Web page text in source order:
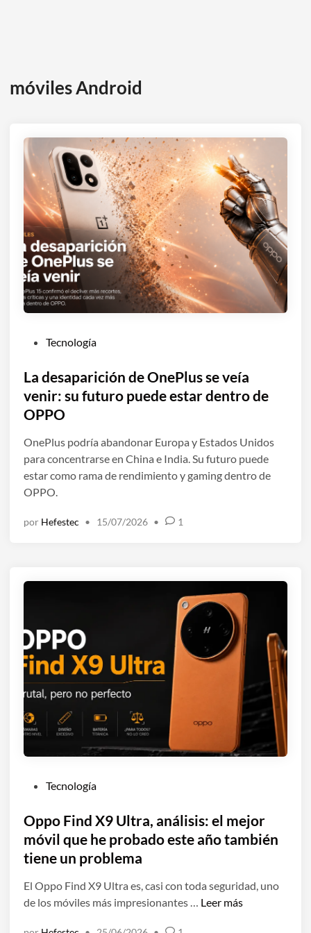
móviles Android
b
l
i
a
d
o
e
Tecnología
La desaparición de OnePlus se veía
venir: su futuro puede estar dentro de
OPPO
OnePlus podría abandonar Europa y Estados Unidos
para concentrarse en China e India. Su futuro puede
estar como rama de rendimiento y gaming dentro de
OPPO.
por Hefestec • 15/07/2026 • 1
b
l
i
a
d
Tecnología
Oppo Find X9 Ultra, análisis: el mejor
móvil que he probado este año también
tiene un problema
El Oppo Find X9 Ultra es, casi con toda seguridad, uno
de los móviles más impresionantes … O
Leer más